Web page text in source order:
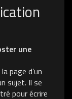
une
page d’un
sujet. Il se
pour écrire